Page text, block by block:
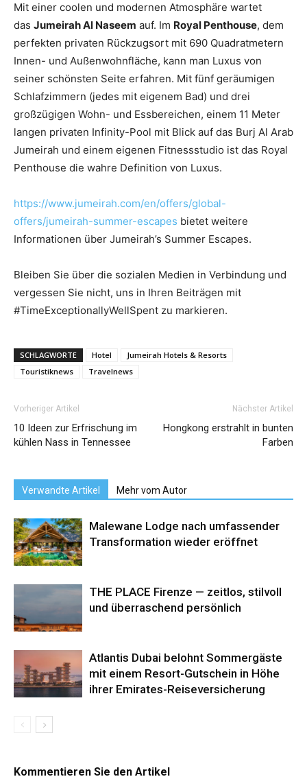
Mit einer coolen und modernen Atmosphäre wartet
das Jumeirah Al Naseem auf. Im Royal Penthouse, dem
perfekten privaten Rückzugsort mit 690 Quadratmetern
Innen- und Außenwohnfläche, kann man Luxus von
seiner schönsten Seite erfahren. Mit fünf geräumigen
Schlafzimmern (jedes mit eigenem Bad) und drei
großzügigen Wohn- und Essbereichen, einem 11 Meter
langen privaten Infinity-Pool mit Blick auf das Burj Al Arab
Jumeirah und einem eigenen Fitnessstudio ist das Royal
Penthouse die wahre Definition von Luxus.
https://www.jumeirah.com/en/offers/global-
offers/jumeirah-summer-escapes bietet weitere
Informationen über Jumeirah’s Summer Escapes.
Bleiben Sie über die sozialen Medien in Verbindung und
vergessen Sie nicht, uns in Ihren Beiträgen mit
#TimeExceptionallyWellSpent zu markieren.
SCHLAGWORTE Hotel
Jumeirah Hotels & Resorts
Touristiknews
Travelnews
Vorheriger Artikel
10 Ideen zur Erfrischung im
kühlen Nass in Tennessee
Nächster Artikel
Hongkong erstrahlt in bunten
Farben
Verwandte Artikel Mehr vom Autor
Malewane Lodge nach umfassender
Transformation wieder eröffnet
THE PLACE Firenze — zeitlos, stilvoll
und überraschend persönlich
Atlantis Dubai belohnt Sommergäste
mit einem Resort-Gutschein in Höhe
ihrer Emirates-Reiseversicherung
Kommentieren Sie den Artikel